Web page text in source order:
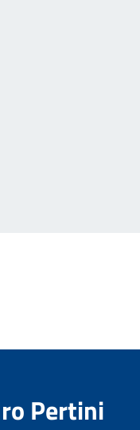
Pertini